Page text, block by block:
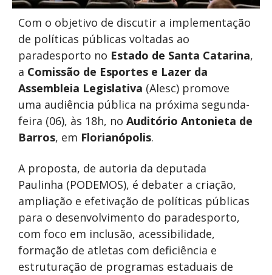
Com o objetivo de discutir a implementação
de políticas públicas voltadas ao
paradesporto no Estado de Santa Catarina,
a Comissão de Esportes e Lazer da
Assembleia Legislativa (Alesc) promove
uma audiência pública na próxima segunda-
feira (06), às 18h, no Auditório Antonieta de
Barros, em Florianópolis.
A proposta, de autoria da deputada
Paulinha (PODEMOS), é debater a criação,
ampliação e efetivação de políticas públicas
para o desenvolvimento do paradesporto,
com foco em inclusão, acessibilidade,
formação de atletas com deficiência e
estruturação de programas estaduais de